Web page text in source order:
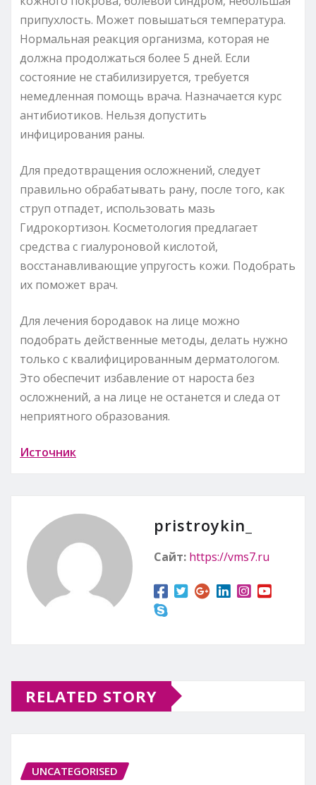
припухлость. Может повышаться температура.
Нормальная реакция организма, которая не
должна продолжаться более 5 дней. Если
состояние не стабилизируется, требуется
немедленная помощь врача. Назначается курс
антибиотиков. Нельзя допустить
инфицирования раны.
Для предотвращения осложнений, следует
правильно обрабатывать рану, после того, как
струп отпадет, использовать мазь
Гидрокортизон. Косметология предлагает
средства с гиалуроновой кислотой,
восстанавливающие упругость кожи. Подобрать
их поможет врач.
Для лечения бородавок на лице можно
подобрать действенные методы, делать нужно
только с квалифицированным дерматологом.
Это обеспечит избавление от нароста без
осложнений, а на лице не останется и следа от
неприятного образования.
Источник
pristroykin_
Сайт: https://vms7.ru
RELATED STORY
UNCATEGORISED